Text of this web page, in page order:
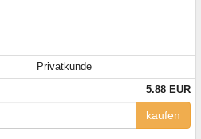
Privatkunde
5.88 EUR
kaufen